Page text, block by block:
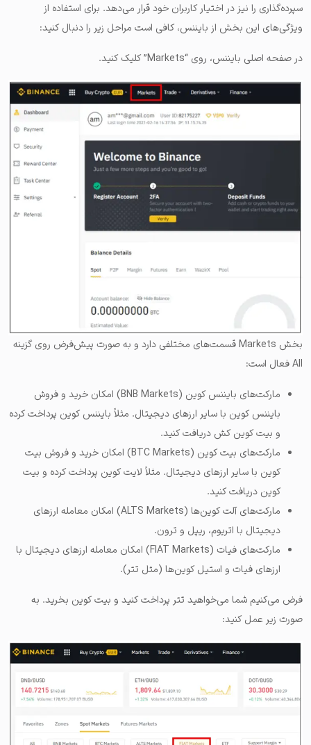
سپرده‌گذاری را نیز در اختیار کاربران خود قرار می‌دهد. برای استفاده از
ویژگی‌های این بخش از بایننس، کافی است مراحل زیر را دنبال کنید:
در صفحه اصلی بایننس، روی “Markets” کلیک کنید.
بخش Markets قسمت‌های مختلفی دارد و به صورت پیش‌فرض روی گزینه
All فعال است:
مارکت‌های بایننس کوین (BNB Markets) امکان خرید و فروش
بایننس کوین با سایر ارزهای دیجیتال. مثلاً بایننس کوین پرداخت کرده
و بیت کوین کش دریافت کنید.
مارکت‌های بیت کوین (BTC Markets) امکان خرید و فروش بیت
کوین با سایر ارزهای دیجیتال. مثلاً لایت کوین پرداخت کرده و بیت
کوین دریافت کنید.
مارکت‌های آلت کوین‌ها (ALTS Markets) امکان معامله ارزهای
دیجیتال با اتریوم، ریپل و ترون.
مارکت‌های فیات (FIAT Markets) امکان معامله ارزهای دیجیتال با
ارزهای فیات و استیل کوین‌ها (مثل تتر).
فرض می‌کنیم شما می‌خواهید تتر پرداخت کنید و بیت کوین بخرید. به
صورت زیر عمل کنید: